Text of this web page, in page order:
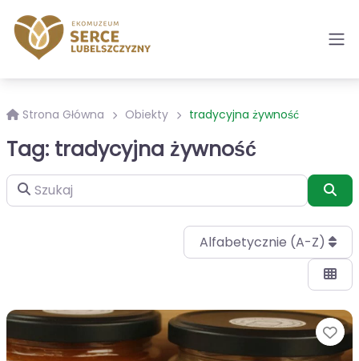
Strona Główna Obiekty tradycyjna żywność
Tag: tradycyjna żywność
Szukaj
Alfabetycznie (A-Z)